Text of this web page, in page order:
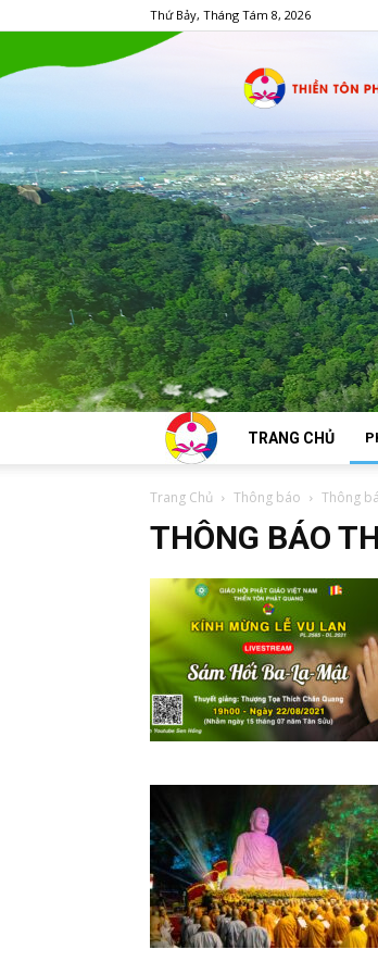
Thứ Bảy, Tháng Tám 8, 2026
TRANG CHỦ
Trang Chủ Thông báo Thông
THÔNG BÁO